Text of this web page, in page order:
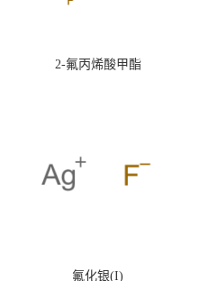
2-氟丙烯酸甲酯
氟化银(I)